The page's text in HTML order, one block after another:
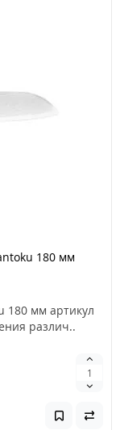
180 мм
180 мм артикул
различ..